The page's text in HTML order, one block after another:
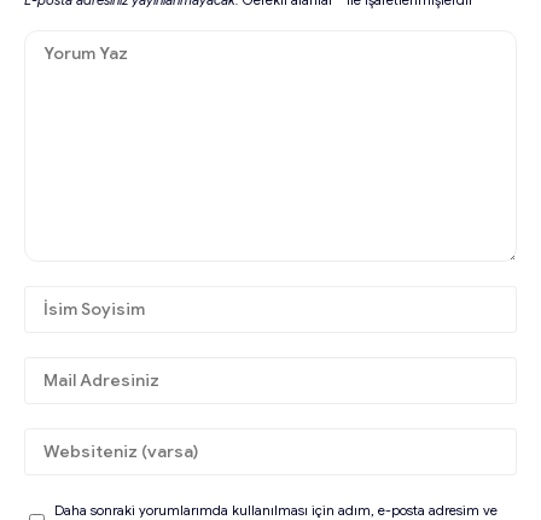
Daha sonraki yorumlarımda kullanılması için adım, e-posta adresim ve